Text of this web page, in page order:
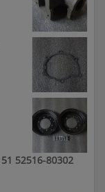
52516-80302